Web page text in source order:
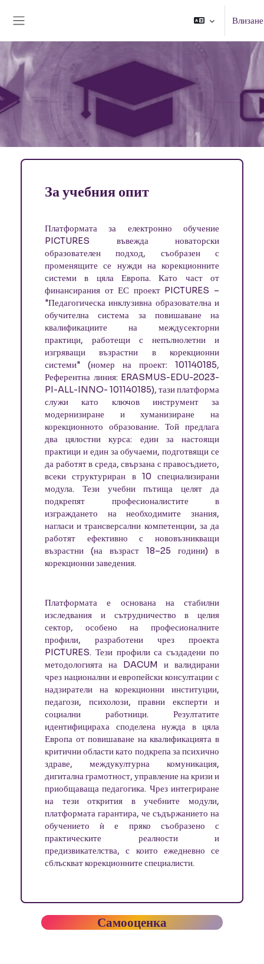
Влизане
За учебния опит
Платформата за електронно обучение
PICTURES въвежда новаторски
образователен подход, съобразен с
променящите се нужди на корекционните
системи в цяла Европа. Като част от
финансирания от ЕС проект PICTURES –
"Педагогическа инклузивна образователна и
обучителна система за повишаване на
квалификациите на междусекторни
практици, работещи с непълнолетни и
изгряващи възрастни в корекционни
системи" (номер на проект: 101140185,
Референтна линия: ERASMUS-EDU-2023-
PI-ALL-INNO- 101140185), тази платформа
служи като ключов инструмент за
модернизиране и хуманизиране на
корекционното образование. Той предлага
два цялостни курса: един за настоящи
практици и един за обучаеми, подготвящи се
да работят в среда, свързана с правосъдието,
всеки структуриран в 10 специализирани
модула. Тези учебни пътища целят да
подкрепят професионалистите в
изграждането на необходимите знания,
нагласи и трансверсални компетенции, за да
работят ефективно с нововъзникващи
възрастни (на възраст 18–25 години) в
корекционни заведения.
Платформата е основана на стабилни
изследвания и сътрудничество в целия
сектор, особено на професионалните
профили, разработени чрез проекта
PICTURES. Тези профили са създадени по
методологията на DACUM и валидирани
чрез национални и европейски консултации с
надзиратели на корекционни институции,
педагози, психолози, правни експерти и
социални работници. Резултатите
идентифицираха споделена нужда в цяла
Европа от повишаване на квалификацията в
критични области като подкрепа за психично
здраве, междукултурна комуникация,
дигитална грамотност, управление на кризи и
приобщаваща педагогика. Чрез интегриране
на тези открития в учебните модули,
платформата гарантира, че съдържанието на
обучението ѝ е пряко съобразено с
практическите реалности и
предизвикателства, с които ежедневно се
сблъскват корекционните специалисти.
Самооценка